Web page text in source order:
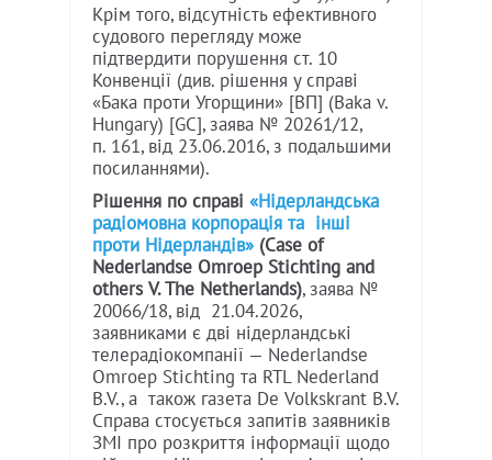
Крім того, відсутність ефективного
судового перегляду може
підтвердити порушення ст. 10
Конвенції (див. рішення у справі
«Бака проти Угорщини» [ВП] (Baka v.
Hungary) [GC], заява № 20261/12,
п. 161, від 23.06.2016, з подальшими
посиланнями).
Рішення по справі «Нідерландська
радіомовна корпорація та інші
проти Нідерландів» (Case of
Nederlandse Omroep Stichting and
others V. The Netherlands), заява №
20066/18, від 21.04.2026,
заявниками є дві нідерландські
телерадіокомпанії — Nederlandse
Omroep Stichting та RTL Nederland
B.V., а також газета De Volkskrant B.V.
Справа стосується запитів заявників
ЗМІ про розкриття інформації щодо